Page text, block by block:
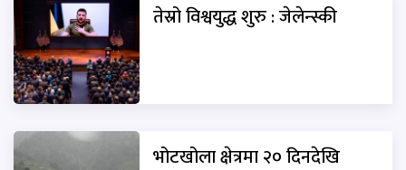
तेस्रो विश्वयुद्ध शुरु : जेलेन्स्की
भोटखोला क्षेत्रमा २० दिनदेखि